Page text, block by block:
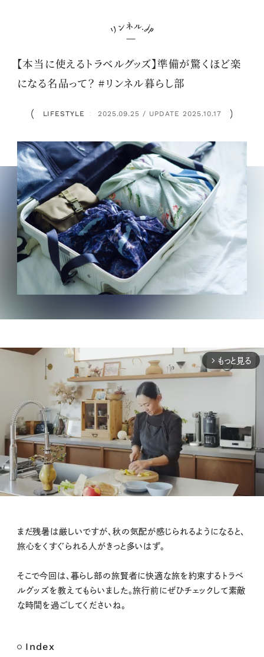
【本当に使えるトラベルグッズ】準備が驚くほど楽
になる名品って？ #リンネル暮らし部
LIFESTYLE ： 2025.09.25 / UPDATE 2025.10.17
arrow_forward_ios もっと見る
M
まだ残暑は厳しいですが、秋の気配が感じられるようになると、
旅心をくすぐられる人がきっと多いはず。
そこで今回は、暮らし部の旅賢者に快適な旅を約束するトラベ
ルグッズを教えてもらいました。旅行前にぜひチェックして素敵
な時間を過ごしてくださいね。
Index